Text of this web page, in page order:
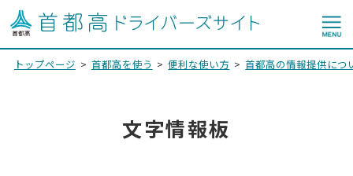
トップページ 首都高を使う 便利な使い方 首都高の情報提供につ
文字情報板